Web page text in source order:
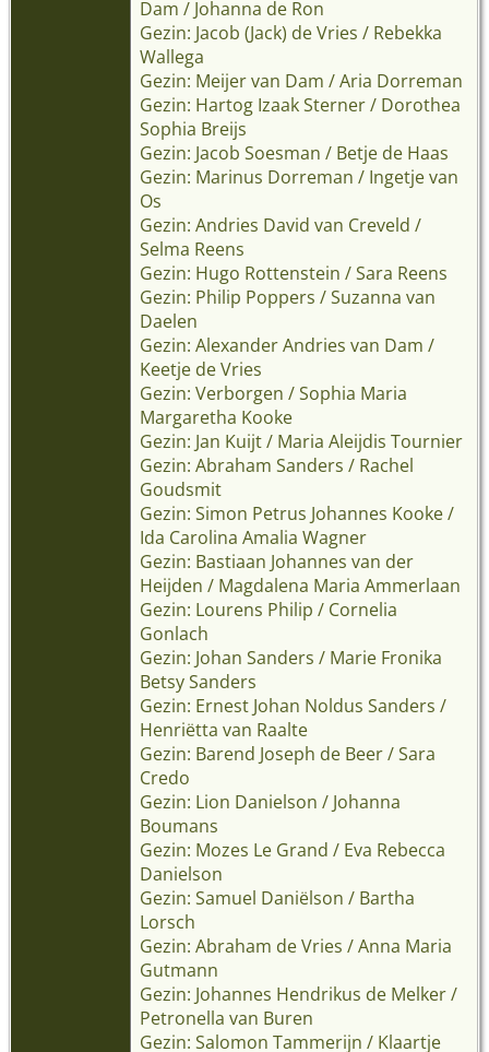
Dam / Johanna de Ron
Gezin: Jacob (Jack) de Vries / Rebekka
Wallega
Gezin: Meijer van Dam / Aria Dorreman
Gezin: Hartog Izaak Sterner / Dorothea
Sophia Breijs
Gezin: Jacob Soesman / Betje de Haas
Gezin: Marinus Dorreman / Ingetje van
Os
Gezin: Andries David van Creveld /
Selma Reens
Gezin: Hugo Rottenstein / Sara Reens
Gezin: Philip Poppers / Suzanna van
Daelen
Gezin: Alexander Andries van Dam /
Keetje de Vries
Gezin: Verborgen / Sophia Maria
Margaretha Kooke
Gezin: Jan Kuijt / Maria Aleijdis Tournier
Gezin: Abraham Sanders / Rachel
Goudsmit
Gezin: Simon Petrus Johannes Kooke /
Ida Carolina Amalia Wagner
Gezin: Bastiaan Johannes van der
Heijden / Magdalena Maria Ammerlaan
Gezin: Lourens Philip / Cornelia
Gonlach
Gezin: Johan Sanders / Marie Fronika
Betsy Sanders
Gezin: Ernest Johan Noldus Sanders /
Henriëtta van Raalte
Gezin: Barend Joseph de Beer / Sara
Credo
Gezin: Lion Danielson / Johanna
Boumans
Gezin: Mozes Le Grand / Eva Rebecca
Danielson
Gezin: Samuel Daniëlson / Bartha
Lorsch
Gezin: Abraham de Vries / Anna Maria
Gutmann
Gezin: Johannes Hendrikus de Melker /
Petronella van Buren
Gezin: Salomon Tammerijn / Klaartje